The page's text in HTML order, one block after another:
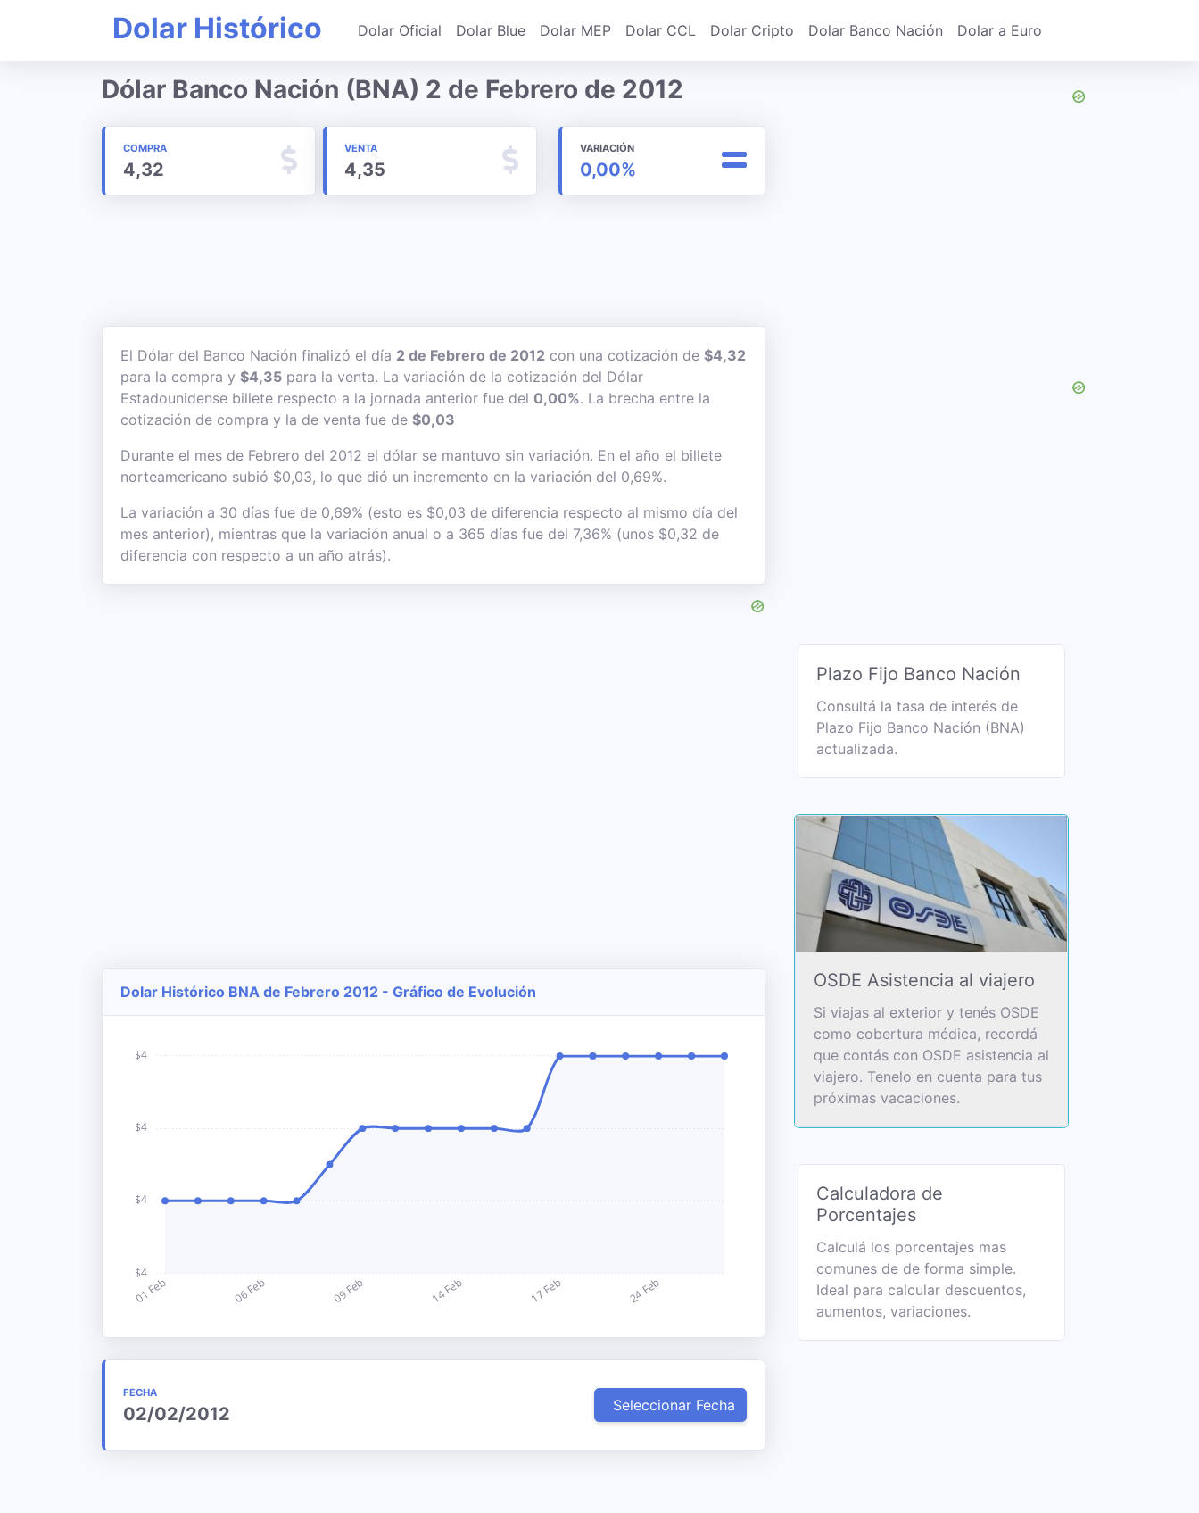
Dolar Histórico Dolar Oficial Dolar Blue Dolar MEP Dolar CCL Dolar Cripto Dolar Banco Nación Dolar a Euro
Dólar Banco Nación (BNA) 2 de Febrero de 2012
COMPRA
4,32
VENTA
4,35
VARIACIÓN
0,00%
El Dólar del Banco Nación finalizó el día 2 de Febrero de 2012 con una cotización de $4,32
para la compra y $4,35 para la venta. La variación de la cotización del Dólar
Estadounidense billete respecto a la jornada anterior fue del 0,00%. La brecha entre la
cotización de compra y la de venta fue de $0,03
Durante el mes de Febrero del 2012 el dólar se mantuvo sin variación. En el año el billete
norteamericano subió $0,03, lo que dió un incremento en la variación del 0,69%.
La variación a 30 días fue de 0,69% (esto es $0,03 de diferencia respecto al mismo día del
mes anterior), mientras que la variación anual o a 365 días fue del 7,36% (unos $0,32 de
diferencia con respecto a un año atrás).
Dolar Histórico BNA de Febrero 2012 - Gráfico de Evolución
FECHA
02/02/2012 Seleccionar Fecha
Plazo Fijo Banco Nación
Consultá la tasa de interés de
Plazo Fijo Banco Nación (BNA)
actualizada.
OSDE Asistencia al viajero
Si viajas al exterior y tenés OSDE
como cobertura médica, recordá
que contás con OSDE asistencia al
viajero. Tenelo en cuenta para tus
próximas vacaciones.
Calculadora de
Porcentajes
Calculá los porcentajes mas
comunes de de forma simple.
Ideal para calcular descuentos,
aumentos, variaciones.